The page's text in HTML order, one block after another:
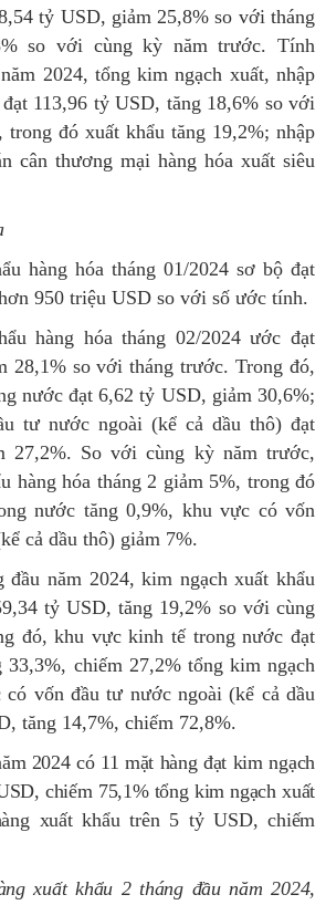
tỷ USD, giảm25,8% so với tháng
so với cùng kỳ năm trước. Tính
2024, tổng kim ngạch xuất, nhập
113,96 tỷ USD, tăng 18,6% so với
trong đó xuất khẩu tăng 19,2%; nhập
cân thương mại hàng hóa xuất siêu
hàng hóa tháng 01/2024 sơ bộ đạt
950 triệu USD so với số ước tính.
hàng hóa tháng 02/2024 ước đạt
28,1% so với tháng trước. Trong đó,
nước đạt 6,62 tỷ USD, giảm 30,6%;
tư nước ngoài (kể cả dầu thô) đạt
27,2%. So với cùng kỳ năm trước,
hàng hóa tháng 2 giảm 5%, trong đó
nước tăng 0,9%, khu vực có vốn
cả dầu thô) giảm 7%.
đầu năm 2024, kim ngạch xuất khẩu
tỷ USD, tăng 19,2% so với cùng
đó, khu vực kinh tế trong nước đạt
33,3%, chiếm 27,2% tổng kim ngạch
vốn đầu tư nước ngoài (kể cả dầu
tăng 14,7%, chiếm 72,8%.
2024 có 11 mặt hàng đạt kim ngạch
chiếm 75,1% tổng kim ngạch xuất
xuất khẩu trên 5 tỷ USD, chiếm
xuất khẩu 2 tháng đầu năm 2024,